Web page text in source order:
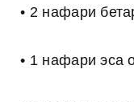
• 2 нафари
• 1 нафари эса